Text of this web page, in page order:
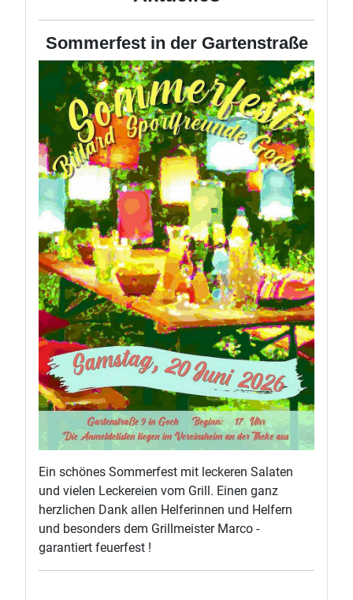
Sommerfest in der Gartenstraße
Ein schönes Sommerfest mit leckeren Salaten
und vielen Leckereien vom Grill. Einen ganz
herzlichen Dank allen Helferinnen und Helfern
und besonders dem Grillmeister Marco -
garantiert feuerfest !